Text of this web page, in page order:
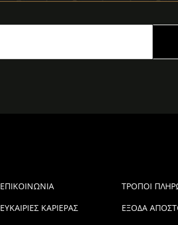
ΕΠΙΚΟΙΝΩΝΙΑ
ΕΥΚΑΙΡΙΕΣ ΚΑΡΙΕΡΑΣ
ΤΡΟΠΟΙ
ΕΞΟΔΑ